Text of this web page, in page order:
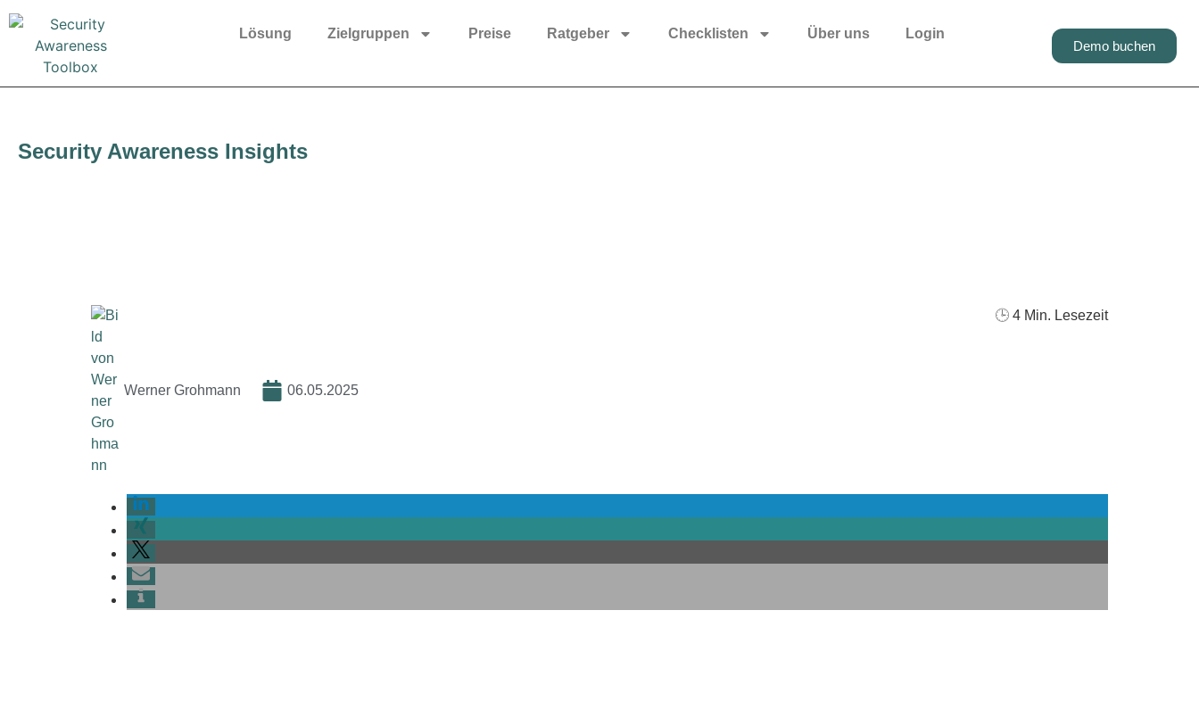
Demo buchen
Lösung Zielgruppen Preise Ratgeber Checklisten Über uns Login
Security Awareness Insights
Werner Grohmann 06.05.2025
🕒 4 Min. Lesezeit